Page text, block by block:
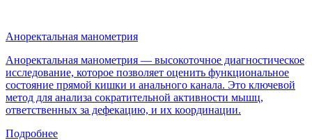
Аноректальная манометрия
Аноректальная манометрия — высокоточное диагностическое
исследование, которое позволяет оценить функциональное
состояние прямой кишки и анального канала. Это ключевой
метод для анализа сократительной активности мышц,
ответственных за дефекацию, и их координации.
Подробнее